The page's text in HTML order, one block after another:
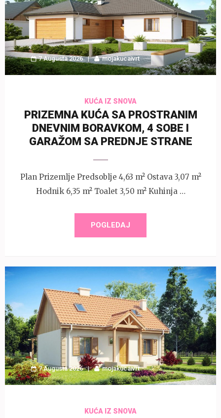
7 Augusta 2026 mojakucaivrt
KUĆA IZ SNOVA
PRIZEMNA KUĆA SA PROSTRANIM
DNEVNIM BORAVKOM, 4 SOBE I
GARAŽOM SA PREDNJE STRANE
Plan Prizemlje Predsoblje 4,63 m² Ostava 3,07 m²
Hodnik 6,35 m² Toalet 3,50 m² Kuhinja …
POGLEDAJ
7 Augusta 2026 mojakucaivrt
KUĆA IZ SNOVA